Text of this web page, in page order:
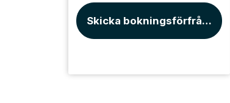
Skicka bokningsförfrågan